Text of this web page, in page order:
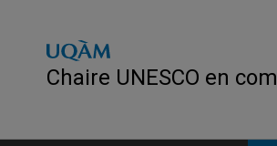
Chaire UNESCO en